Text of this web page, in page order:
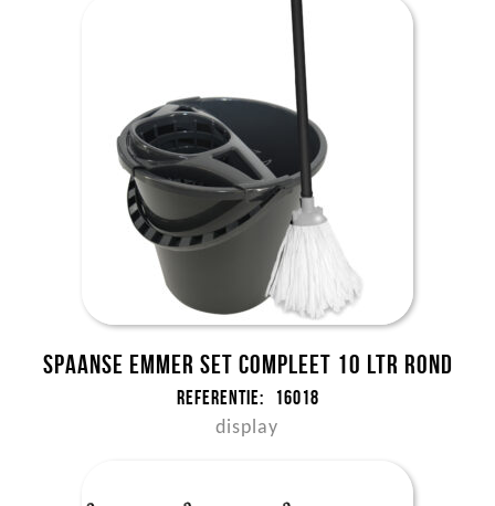
Spaanse Emmer set compleet 10 ltr rond
Referentie: 16018
display